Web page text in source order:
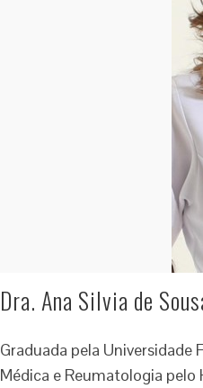
Dra. Ana Silvia de
Graduada pela Universidade
Médica e Reumatologia pelo